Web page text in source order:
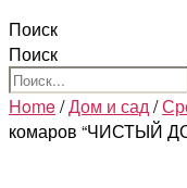
Поиск
Поиск
Home/Дом и сад/
комаров “ЧИСТЫЙ